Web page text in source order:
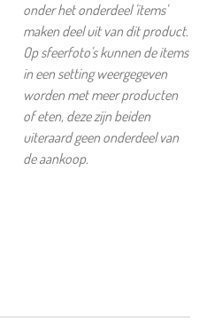
onder het onderdeel 'items'
maken deel uit van dit product.
Op sfeerfoto's kunnen de items
in een setting weergegeven
worden met meer producten
of eten, deze zijn beiden
uiteraard geen onderdeel van
de aankoop.